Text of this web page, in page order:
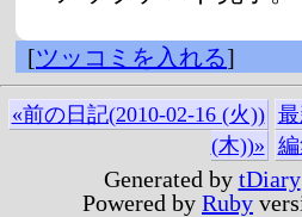
[ツッコミを入れる]
«前の日記(2010-02-16 (火))
(木))»
Generated by tDiary
Powered by Ruby